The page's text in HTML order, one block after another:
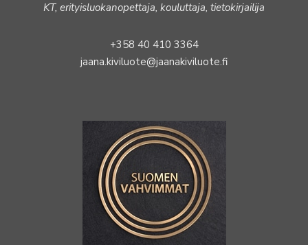
KT, erityisluokanopettaja, kouluttaja, tietokirjailija
+358 40 410 3364
jaana.kiviluote@jaanakiviluote.fi